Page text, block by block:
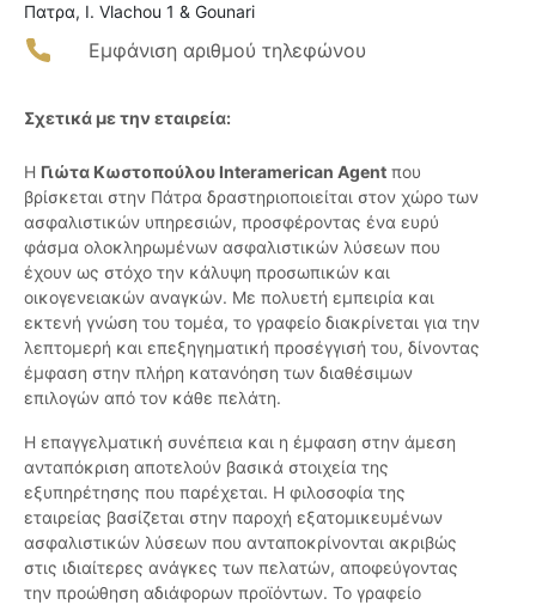
Πατρα, I. Vlachou 1 & Gounari
Εμφάνιση αριθμού τηλεφώνου
Σχετικά με την εταιρεία:
Η Γιώτα Κωστοπούλου Interamerican Agent που
βρίσκεται στην Πάτρα δραστηριοποιείται στον χώρο των
ασφαλιστικών υπηρεσιών, προσφέροντας ένα ευρύ
φάσμα ολοκληρωμένων ασφαλιστικών λύσεων που
έχουν ως στόχο την κάλυψη προσωπικών και
οικογενειακών αναγκών. Με πολυετή εμπειρία και
εκτενή γνώση του τομέα, το γραφείο διακρίνεται για την
λεπτομερή και επεξηγηματική προσέγγισή του, δίνοντας
έμφαση στην πλήρη κατανόηση των διαθέσιμων
επιλογών από τον κάθε πελάτη.
Η επαγγελματική συνέπεια και η έμφαση στην άμεση
ανταπόκριση αποτελούν βασικά στοιχεία της
εξυπηρέτησης που παρέχεται. Η φιλοσοφία της
εταιρείας βασίζεται στην παροχή εξατομικευμένων
ασφαλιστικών λύσεων που ανταποκρίνονται ακριβώς
στις ιδιαίτερες ανάγκες των πελατών, αποφεύγοντας
την προώθηση αδιάφορων προϊόντων. Το γραφείο